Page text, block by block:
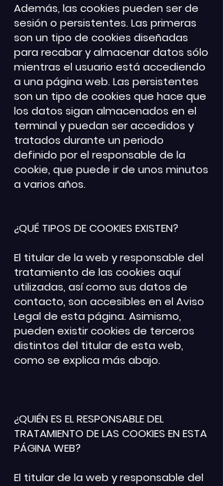
Además, las cookies pueden ser de
sesión o persistentes. Las primeras
son un tipo de cookies diseñadas
para recabar y almacenar datos sólo
mientras el usuario está accediendo
a una página web. Las persistentes
son un tipo de cookies que hace que
los datos sigan almacenados en el
terminal y puedan ser accedidos y
tratados durante un periodo
definido por el responsable de la
cookie, que puede ir de unos minutos
a varios años.
¿QUÉ TIPOS DE COOKIES EXISTEN?
El titular de la web y responsable del
tratamiento de las cookies aquí
utilizadas, así como sus datos de
contacto, son accesibles en el Aviso
Legal de esta página. Asimismo,
pueden existir cookies de terceros
distintos del titular de esta web,
como se explica más abajo.
¿QUIÉN ES EL RESPONSABLE DEL
TRATAMIENTO DE LAS COOKIES EN ESTA
PÁGINA WEB?
El titular de la web y responsable del